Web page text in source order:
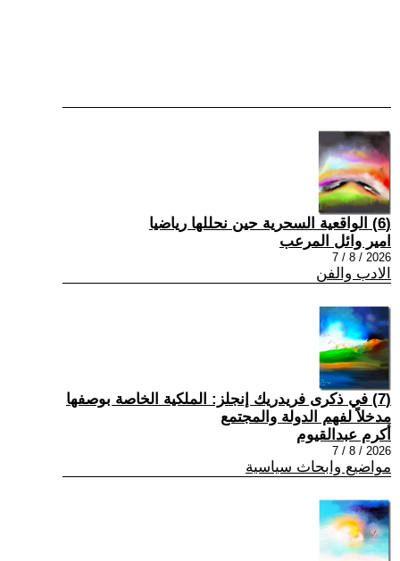
(6) الواقعية السحرية حين نحللها رياضيا
امير وائل المرعب
2026 / 8 / 7
الادب والفن
(7) في ذكرى فريدريك إنجلز: الملكية الخاصة بوصفها
مدخلاً لفهم الدولة والمجتمع
أكرم عبدالقيوم
2026 / 8 / 7
مواضيع وابحاث سياسية